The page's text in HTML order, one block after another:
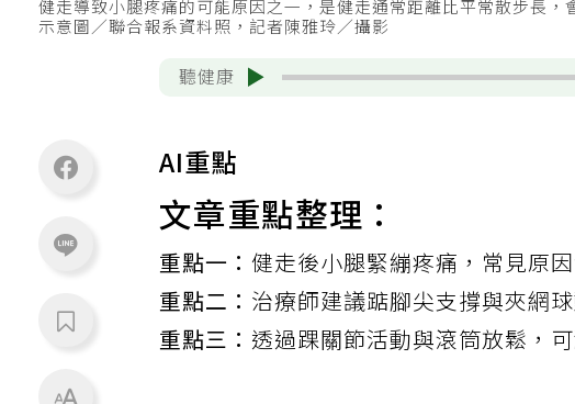
健走導致小腿疼痛的可能原因之一，是健走通常距離比平常散步長，
示意圖／聯合報系資料照，記者陳雅玲／攝影
聽健康
AI重點
文章重點整理：
重點一：健走後小腿緊繃疼痛，常見原
重點二： 治療師建議踮腳尖支撐與夾網
重點三： 透過踝關節活動與滾筒放鬆，